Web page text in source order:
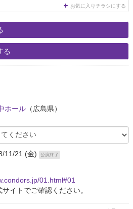
お気に入りチラシにする
る
ホール （広島県）
11/21 (金) 公演終了
01.html#01
イトでご確認ください。